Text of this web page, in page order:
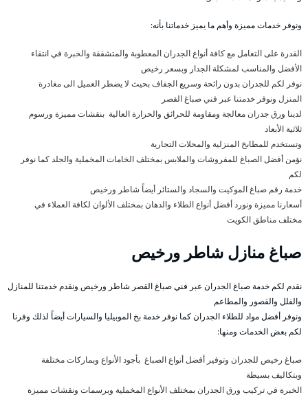
ونوفر خدمات مميزة وأهم ما يميز خدماتنا بأنه:
القدرة على التعامل مع كافة أنواع الجدران المعطوبة والمتشققة والخبرة في انتقاء
الأفضل والمناسب لمشكلة الجدار وبسعر رخيص
نوفر لكم للجدران بدون رائحة وسريع الجفاف بحيث لا يضطر العميل الى مغادرة
المنزل ونوفر خدمتنا عبر فني صباغ القصر
لدينا ورق جدران معالجة ومقاومة للحرائق والحرارة العالية بنقشات مميزة ورسوم
ثلاثية الأبعاد
وتستخدم للمطابخ المنزلية والمحلات التجارية
نؤمن أفضل الصباغ للمفروشات والملابس بمختلف الخامات المخملية والجلد كما نوفر
لكم
خدمة رقم صباغ الموكيت والسجاد والستائر أيضاً شاطر ورخيص
أسعارنا مميزة ونورد أفضل أنواع الطلاء والدهان بمختلف الألوان لكافة العملاء في
مختلف مناطق الكويت
صباغ منازل شاطر ورخيص
نقدم لكم خدمة صباغ الجدران عبر فني صباغ القصر شاطر ورخيص ونقدم خدمتنا للمنازل
والفلل والقصور والمطاعم
ونوفر أفضل مواد للطلاء الجدران كما نوفر خدمة بخ الموبيليا والسيارات أيضاً لذلك وفرنا
لكم بعض الخدمات ومنها:
صباغ رخيص للجدران وتوفير أفضل أنواع الصباغ بأجود الأنواع وبماركات مختلفة
وبتكاليف بسيطة
الخبرة في تركيب ورق الجدران بمختلف الأنواع المخملية وبرسمات ونقشات مميزة